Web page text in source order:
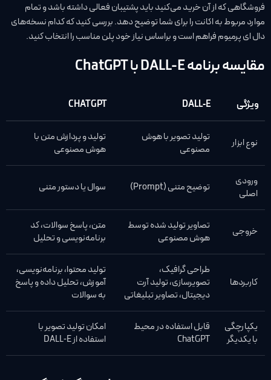
فروشگاهی که از آن خرید می‌کنید باید پشتیبان فعالی داشته باشد و تمام
موارد مربوط به اکانت را برای شما توضیح دهد. بررسی کنید که کدام نسخه‌های
دال ای پرمیوم فراهم است و براساس نیاز خود پلن مناسب را انتخاب کنید.
مقایسه برنامه DALL-E با ChatGPT
ویژگی DALL‑E
CHATGPT
نوع ابزار
تولید تصویر با هوش
مصنوعی
تولید و پردازش متن با
هوش مصنوعی
ورودی
اصلی
توضیح متنی (Prompt) سوال یا دستور متنی
خروجی
تصاویر تولید شده توسط
هوش مصنوعی
متن، پاسخ سوالات، کد
برنامه‌نویسی و تحلیل
کاربردها
طراحی گرافیک،
تصویرسازی، تولید آرت
دیجیتال، تصاویر تبلیغاتی
تولید محتوا، برنامه‌نویسی،
آموزش، تحلیل داده و پاسخ
به سوالات
یکپارچگی
با یکدیگر
قابل استفاده در محیط
ChatGPT
امکان تولید تصویر با
استفاده از DALL‑E